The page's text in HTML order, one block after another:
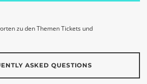
zu den Themen Tickets und
ASKED QUESTIONS